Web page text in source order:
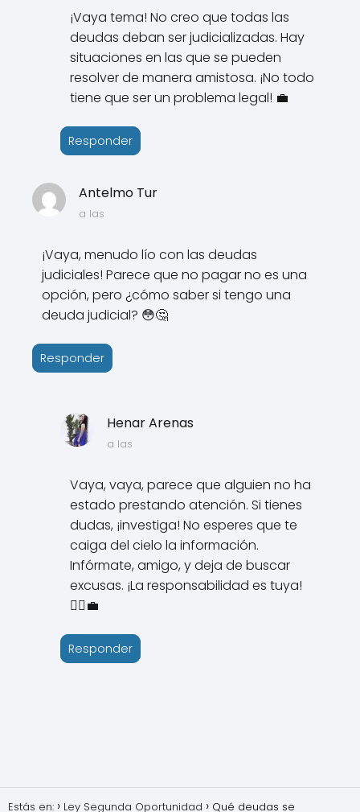
¡Vaya tema! No creo que todas las
deudas deban ser judicializadas. Hay
situaciones en las que se pueden
resolver de manera amistosa. ¡No todo
tiene que ser un problema legal! 💼
Responder
Antelmo Tur
a las
¡Vaya, menudo lío con las deudas
judiciales! Parece que no pagar no es una
opción, pero ¿cómo saber si tengo una
deuda judicial? 😳🤔
Responder
Henar Arenas
a las
Vaya, vaya, parece que alguien no ha
estado prestando atención. Si tienes
dudas, ¡investiga! No esperes que te
caiga del cielo la información.
Infórmate, amigo, y deja de buscar
excusas. ¡La responsabilidad es tuya!
💁‍♂️💼
Responder
Estás en: Ley Segunda Oportunidad Qué deudas se